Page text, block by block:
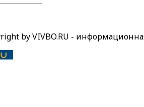
by VIVBO.RU -